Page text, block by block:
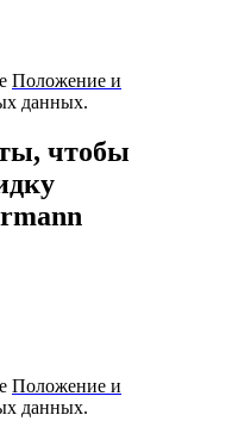
Положение и
данных.
чтобы
Положение и
данных.